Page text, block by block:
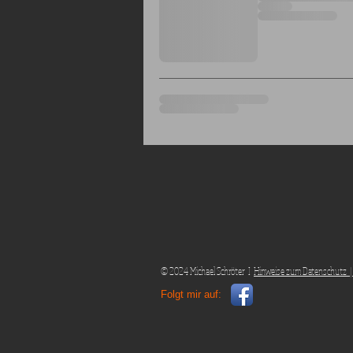
© 2024 Michael Schröter I Hinweise zum Datenschutz |
Folgt mir auf: